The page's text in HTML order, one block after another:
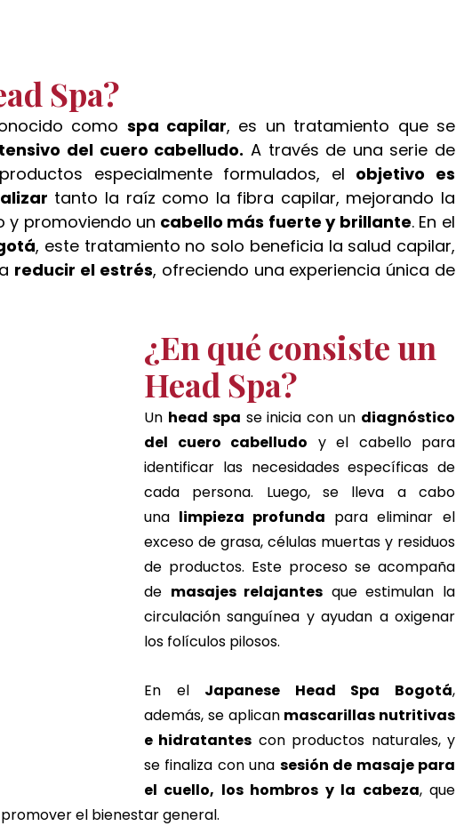
Spa?
como spa capilar, es un tratamiento que se
del cuero cabelludo. A través de una serie de
especialmente formulados, el objetivo es
tanto la raíz como la fibra capilar, mejorando la
y promoviendo un cabello más fuerte y brillante
, este tratamiento no solo beneficia la salud capilar,
reducir el estrés, ofreciendo una experiencia única de
¿En qué consiste un
Head Spa?
Un head spa se inicia con un diagnóstico
del cuero cabelludo y el cabello para
identificar las necesidades específicas de
cada persona. Luego, se lleva a cabo
una limpieza profunda para eliminar el
exceso de grasa, células muertas y residuos
de productos. Este proceso se acompaña
de masajes relajantes que estimulan la
circulación sanguínea y ayudan a oxigenar
los folículos pilosos.
En el Japanese Head Spa Bogotá,
además, se aplican mascarillas nutritivas
e hidratantes con productos naturales, y
se finaliza con una sesión de masaje para
el cuello, los hombros y la cabeza, que
el bienestar general.